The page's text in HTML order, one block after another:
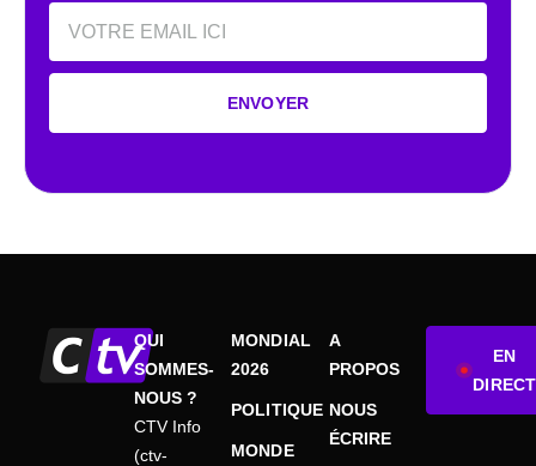
Email
ENVOYER
QUI
SOMMES-
NOUS ?
CTV Info
(ctv-
MONDIAL
2026
POLITIQUE
MONDE
A
PROPOS
NOUS
ÉCRIRE
EN
DIRECT